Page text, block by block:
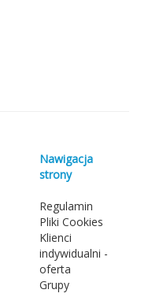
Nawigacja
strony
Regulamin
Pliki Cookies
Klienci
indywidualni -
oferta
Grupy